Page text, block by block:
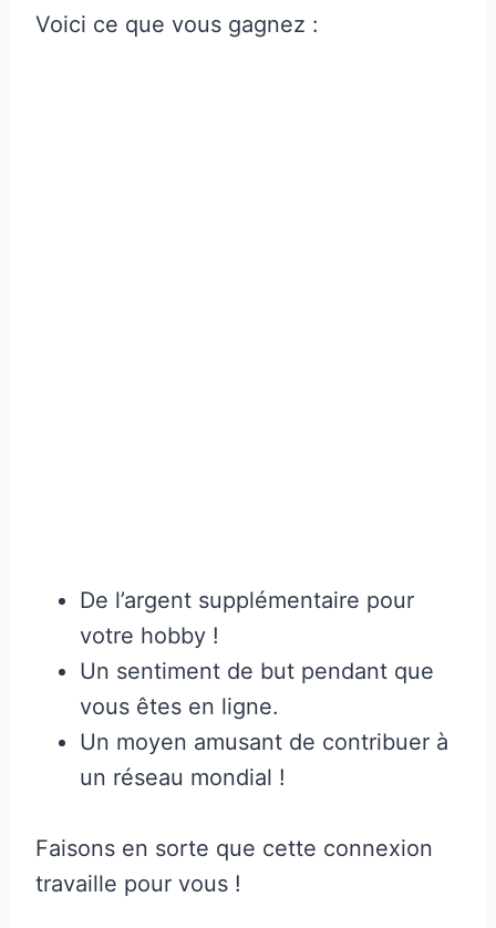
Voici ce que vous gagnez :
De l’argent supplémentaire pour
votre hobby !
Un sentiment de but pendant que
vous êtes en ligne.
Un moyen amusant de contribuer à
un réseau mondial !
Faisons en sorte que cette connexion
travaille pour vous !